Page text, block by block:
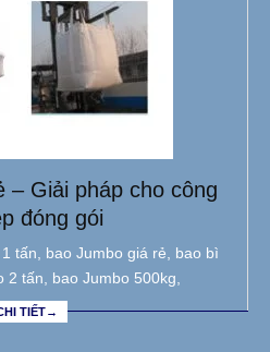
– Giải pháp cho công
đóng gói
tấn, bao Jumbo giá rẻ, bao bì
2 tấn, bao Jumbo 500kg,
TIẾT→